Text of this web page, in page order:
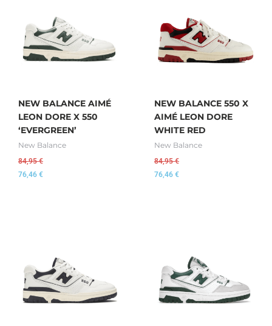
NEW BALANCE AIMÉ
LEON DORE X 550
‘EVERGREEN’
New Balance
84,95€
76,46 €
NEW BALANCE 550 X
AIMÉ LEON DORE
WHITE RED
New Balance
84,95€
76,46 €